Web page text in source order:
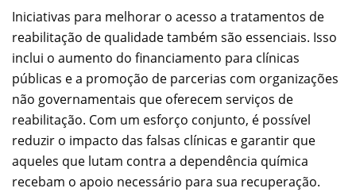
Iniciativas para melhorar o acesso a tratamentos de
reabilitação de qualidade também são essenciais. Isso
inclui o aumento do financiamento para clínicas
públicas e a promoção de parcerias com organizações
não governamentais que oferecem serviços de
reabilitação. Com um esforço conjunto, é possível
reduzir o impacto das falsas clínicas e garantir que
aqueles que lutam contra a dependência química
recebam o apoio necessário para sua recuperação.